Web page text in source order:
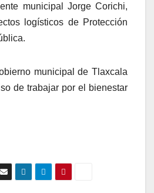
municipal Jorge Corichi,
logísticos de Protección
municipal de Tlaxcala
de trabajar por el bienestar